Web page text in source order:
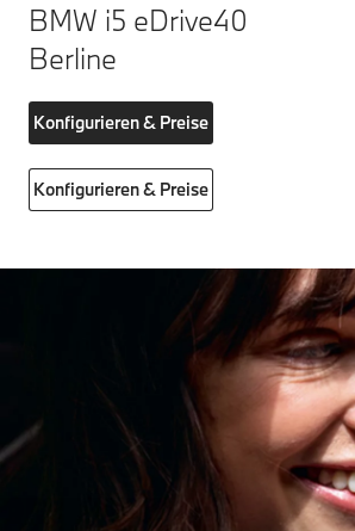
BMW i5 eDrive40
Berline
Konfigurieren & Preise
Konfigurieren & Preise